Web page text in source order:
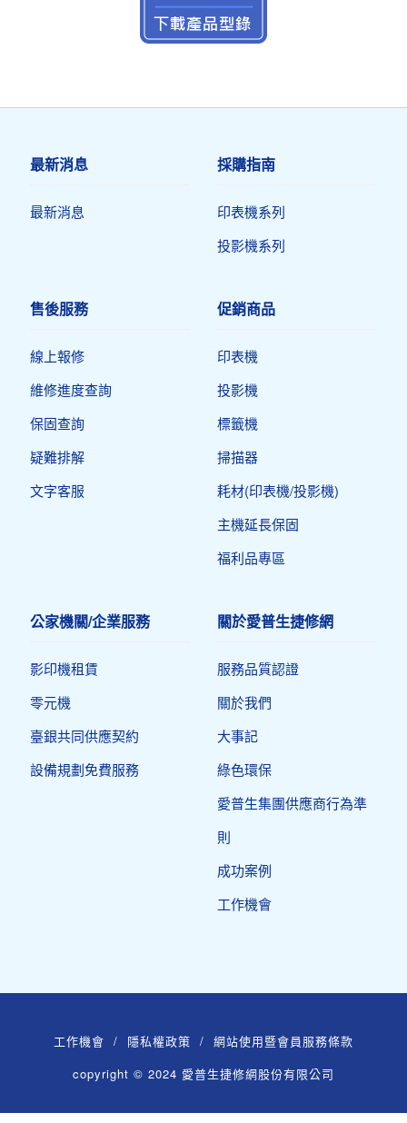
最新消息
最新消息
採購指南
印表機系列
投影機系列
售後服務
線上報修
維修進度查詢
保固查詢
疑難排解
文字客服
促銷商品
印表機​
投影機
標籤機
掃描器
耗材(印表機/投影機)
主機延長保固
福利品專區
公家機關/企業服務
影印機租賃
零元機
臺銀共同供應契約
設備規劃免費服務
關於愛普生捷修網
服務品質認證
關於我們
大事記
綠色環保
愛普生集團供應商行為準
則
成功案例
工作機會
工作機會 / 隱私權政策 / 網站使用暨會員服務條款
copyright © 2024 愛普生捷修網股份有限公司